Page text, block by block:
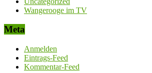
Wangerooge im TV
Meta
Anmelden
Eintrags-Feed
Kommentar-Feed